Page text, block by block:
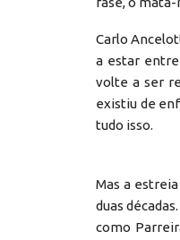
Carlo
a estar
volte a ser
existiu de
tudo isso.
Mas a
duas
como